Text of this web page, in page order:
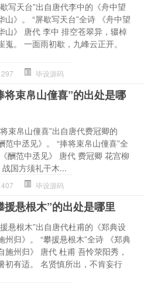
写天台”出自唐代李中的《舟中望
山》。 “屏歇写天台”全诗 《舟中望
山》 唐代 李中 排空苍翠异，辍棹
嵬。 一面雨初歇，九峰云正开。
297 毕设源码
将束帛山僮喜”的出处是哪
束帛山僮喜”出自唐代费冠卿的
范中丞见》。 “捧将束帛山僮喜”全
酬范中丞见》 唐代 费冠卿 花宫柳
国方须礼干木...
407 毕设源码
援悬根木”的出处是哪里
悬根木”出自唐代杜甫的《郑典设
州归》。 “攀援悬根木”全诗 《郑典
施州归》 唐代 杜甫 吾怜荥阳秀，
初有适。 名贤慎所出，不肯妄行